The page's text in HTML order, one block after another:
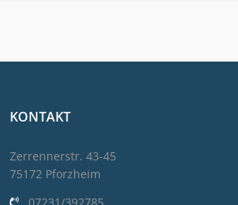
KONTAKT
Zerrennerstr. 43-45
75172 Pforzheim